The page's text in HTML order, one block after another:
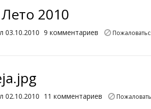
2010
03.10.2010 9 комментариев
02.10.2010 11 комментариев